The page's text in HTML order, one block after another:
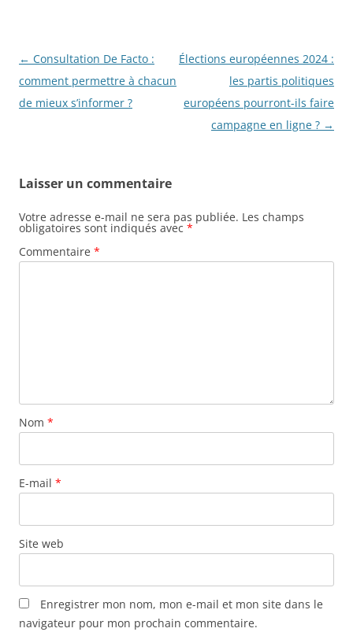
Navigation
des
articles
← Consultation De Facto :
comment permettre à chacun
de mieux s’informer ?
Élections européennes 2024 :
les partis politiques
européens pourront-ils faire
campagne en ligne ? →
Laisser un commentaire
Votre adresse e-mail ne sera pas publiée. Les champs
obligatoires sont indiqués avec *
Commentaire *
Nom *
E-mail *
Site web
Enregistrer mon nom, mon e-mail et mon site dans le
navigateur pour mon prochain commentaire.